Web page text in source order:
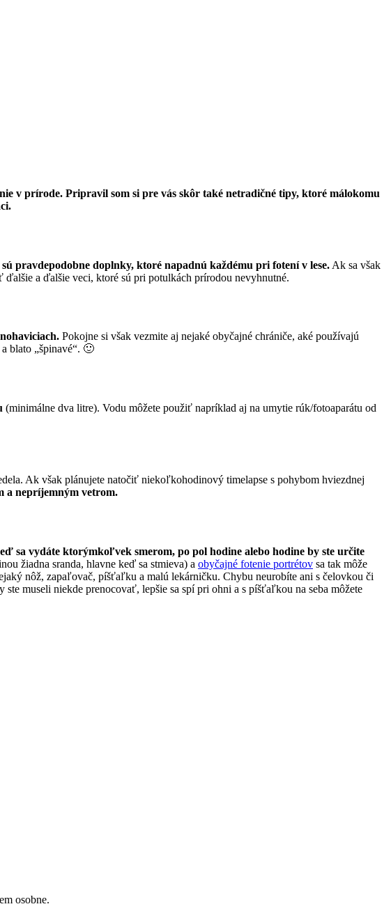
v prírode. Pripravil som si pre vás skôr také netradičné tipy, ktoré málokomu
pravdepodobne doplnky, ktoré napadnú každému pri fotení v lese. Ak sa však
ďalšie a ďalšie veci, ktoré sú pri potulkách prírodou nevyhnutné.
Pokojne si však vezmite aj nejaké obyčajné chrániče, aké používajú
blato „špinavé“. 🙂
(minimálne dva litre). Vodu môžete použiť napríklad aj na umytie rúk/fotoaparátu od
Ak však plánujete natočiť niekoľkohodinový timelapse s pohybom hviezdnej
a nepríjemným vetrom.
sa vydáte ktorýmkoľvek smerom, po pol hodine alebo hodine by ste určite
žiadna sranda, hlavne keď sa stmieva) a obyčajné fotenie portrétov sa tak môže
nôž, zapaľovač, píšťaľku a malú lekárničku. Chybu neurobíte ani s čelovkou či
museli niekde prenocovať, lepšie sa spí pri ohni a s píšťaľkou na seba môžete
osobne.